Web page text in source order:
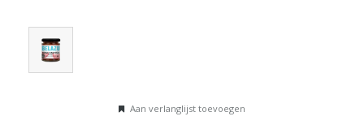
Aan verlanglijst toevoegen